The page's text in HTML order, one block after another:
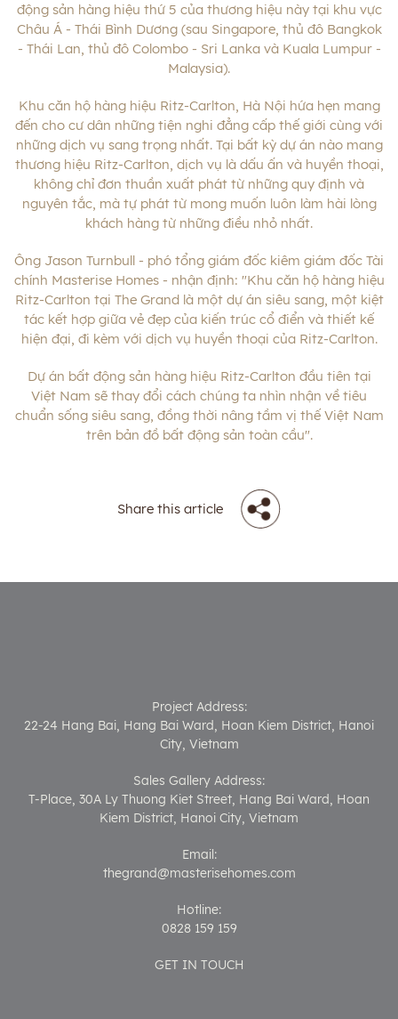
động sản hàng hiệu thứ 5 của thương hiệu này tại khu vực
Châu Á - Thái Bình Dương (sau Singapore, thủ đô Bangkok
- Thái Lan, thủ đô Colombo - Sri Lanka và Kuala Lumpur -
Malaysia).
Khu căn hộ hàng hiệu Ritz-Carlton, Hà Nội hứa hẹn mang
đến cho cư dân những tiện nghi đẳng cấp thế giới cùng với
những dịch vụ sang trọng nhất. Tại bất kỳ dự án nào mang
thương hiệu Ritz-Carlton, dịch vụ là dấu ấn và huyền thoại,
không chỉ đơn thuần xuất phát từ những quy định và
nguyên tắc, mà tự phát từ mong muốn luôn làm hài lòng
khách hàng từ những điều nhỏ nhất.
Ông Jason Turnbull - phó tổng giám đốc kiêm giám đốc Tài
chính Masterise Homes - nhận định: "Khu căn hộ hàng hiệu
Ritz-Carlton tại The Grand là một dự án siêu sang, một kiệt
tác kết hợp giữa vẻ đẹp của kiến ​​trúc cổ điển và thiết kế
hiện đại, đi kèm với dịch vụ huyền thoại của Ritz-Carlton.
Dự án bất động sản hàng hiệu Ritz-Carlton đầu tiên tại
Việt Nam sẽ thay đổi cách chúng ta nhìn nhận về tiêu
chuẩn sống siêu sang, đồng thời nâng tầm vị thế Việt Nam
trên bản đồ bất động sản toàn cầu".
Share this article
Project Address:
22-24 Hang Bai, Hang Bai Ward, Hoan Kiem District, Hanoi
City, Vietnam
Sales Gallery Address:
T-Place, 30A Ly Thuong Kiet Street, Hang Bai Ward, Hoan
Kiem District, Hanoi City, Vietnam
Email:
thegrand@masterisehomes.com
Hotline:
0828 159 159
GET IN TOUCH